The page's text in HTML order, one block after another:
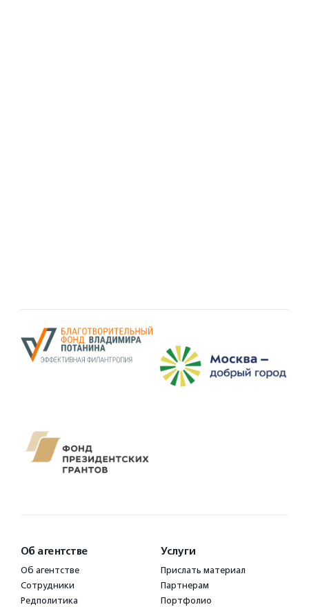
Об агентстве
Об агентстве
Сотрудники
Редполитика
Услуги
Прислать материал
Партнерам
Портфолио